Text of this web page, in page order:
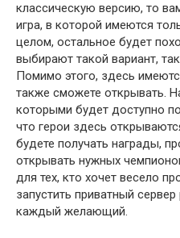
классическую версию, то
игра, в которой имеются
целом, остальное будет
выбирают такой вариант,
Помимо этого, здесь
также сможете открывать.
которыми будет доступно
что герои здесь
будете получать награды,
открывать нужных
для тех, кто хочет весело
запустить приватный
каждый желающий.